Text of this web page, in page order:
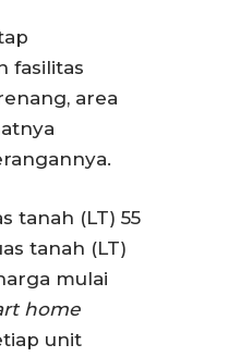
fasilitas
area
tanah (LT) 55
tanah (LT)
mulai
home
unit